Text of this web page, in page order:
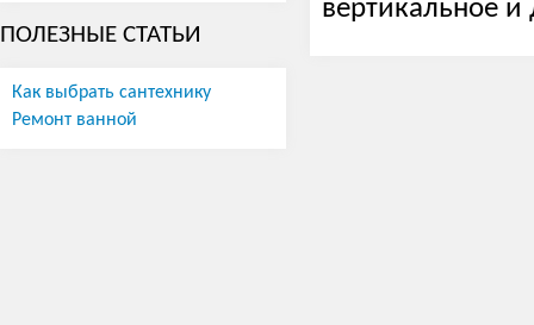
вертикальное
ПОЛЕЗНЫЕ СТАТЬИ
Как выбрать сантехнику
Ремонт ванной